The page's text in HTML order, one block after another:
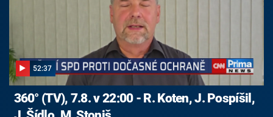
52:37
360° (TV), 7.8. v 22:00 - R. Koten, J. Pospíšil,